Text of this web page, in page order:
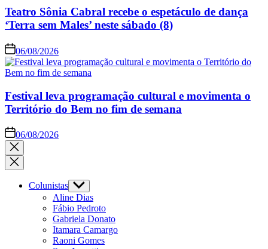
Teatro Sônia Cabral recebe o espetáculo de dança
‘Terra sem Males’ neste sábado (8)
06/08/2026
Festival leva programação cultural e movimenta o
Território do Bem no fim de semana
06/08/2026
Colunistas
Aline Dias
Fábio Pedroto
Gabriela Donato
Itamara Camargo
Raoni Gomes